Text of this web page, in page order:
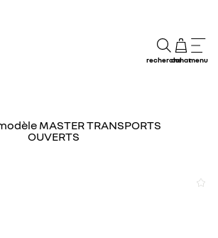
rechercheachatmenu
MASTER TRANSPORTS
OUVERTS